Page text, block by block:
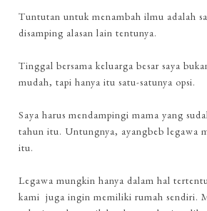
Tuntutan untuk menambah ilmu adalah
disamping alasan lain tentunya.
Tinggal bersama keluarga besar saya
mudah, tapi hanya itu satu-satunya opsi.
Saya harus mendampingi mama yang
tahun itu. Untungnya, ayangbeb legawa
itu.
Legawa mungkin hanya dalam hal
kami juga ingin memiliki rumah sendiri.